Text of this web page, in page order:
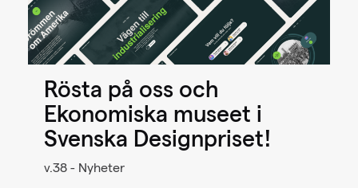
Rösta på oss och
Ekonomiska museet i
Svenska Designpriset!
v.38 - Nyheter